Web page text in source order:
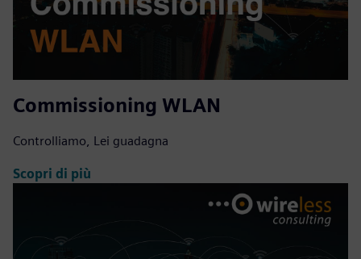
Commissioning WLAN
Controlliamo, Lei guadagna
Scopri di più